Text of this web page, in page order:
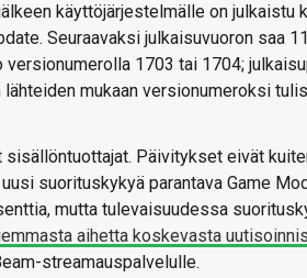
käyttöjärjestelmälle on julkaistu
Seuraavaksi julkaisuvuoron saa
1703 tai 1704;
mukaan versionumeroksi
Päivitykset eivät
suorituskykyä parantava Game
mutta tulevaisuudessa
aihetta koskevasta
streamauspalvelulle.